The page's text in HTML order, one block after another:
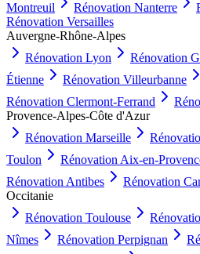
Montreuil
Rénovation Nanterre
Rénovation Versailles
Auvergne-Rhône-Alpes
Rénovation Lyon Rénovation
Étienne
Rénovation Villeurbanne
Rénovation Clermont-Ferrand
Provence-Alpes-Côte d'Azur
Rénovation Marseille
Toulon
Rénovation Aix-en-
Rénovation Antibes Rénovation
Occitanie
Rénovation Toulouse
Nîmes
Rénovation Perpignan